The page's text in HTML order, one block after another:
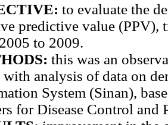
: to evaluate the
predictive value (PPV),
to 2009.
: this was an
with analysis of data on
System (Sinan),
for Disease Control and